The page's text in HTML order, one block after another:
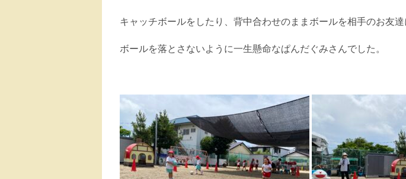
キャッチボールをしたり、背中合わせのままボールを相手のお友
ボールを落とさないように一生懸命なぱんだぐみさんでした。